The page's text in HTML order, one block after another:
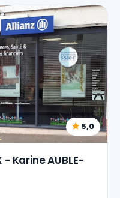
5,0
Karine AUBLE-